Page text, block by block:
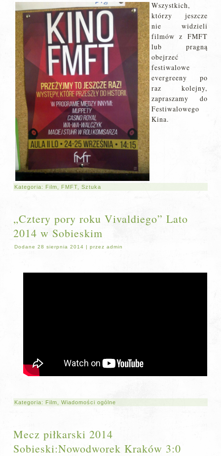
Wszystkich,
którzy jeszcze
nie widzieli
filmów z FMFT
lub pragną
obejrzeć
festiwalowe
evergreeny po
raz kolejny,
zapraszamy do
Festiwalowego
Kina.
Kategoria: Film FMFT ,Sztuka
„Cztery pory roku Vivaldiego” Lato
2014 w Sobieskim
Dodane 28 sierpnia 2014 |przez admin
Kategoria: Film ,Wiadomości ogólne
Mecz piłkarski 2014
Sobieski:Nowodworek Kraków 3:0